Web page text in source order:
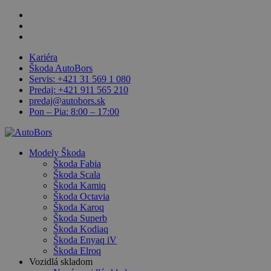
Skip
main
Kariéra
Škoda AutoBors
Servis: +421 31 569 1 080
Predaj: +421 911 565 210
predaj@autobors.sk
Pon – Pia: 8:00 – 17:00
search
Menu
Modely Škoda
Škoda Fabia
Škoda Scala
Škoda Kamiq
Škoda Octavia
Škoda Karoq
Škoda Superb
Škoda Kodiaq
Škoda Enyaq iV
Škoda Elroq
Vozidlá skladom